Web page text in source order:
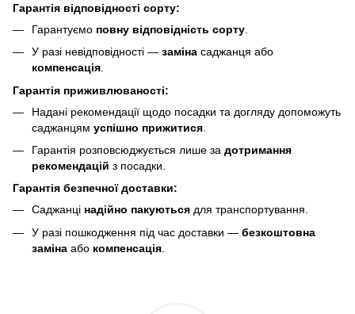
Гарантія відповідності сорту:
Гарантуємо повну відповідність сорту
У разі невідповідності — заміна саджанця або
компенсація.
Гарантія приживлюваності:
Надані рекомендації щодо посадки та догляду допоможуть
саджанцям успішно прижитися
Гарантія розповсюджується лише за дотримання
рекомендацій з посадки.
Гарантія безпечної доставки:
Саджанці надійно пакуються для транспортування.
У разі пошкодження під час доставки — безкоштовна
заміна або компенсація